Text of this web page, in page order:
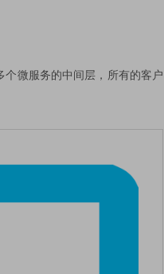
微服务的中间层，所有的客户